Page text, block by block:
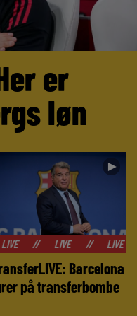
er
løn
►
LIVE LIVE LIVE
Barcelona
på transferbombe